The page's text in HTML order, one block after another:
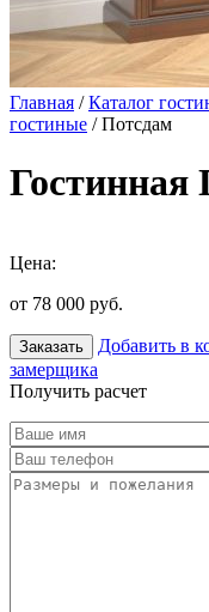
Главная /Каталог
гостиные / Потсдам
Гостинная
Цена:
от 78 000 руб.
Заказать Добавить в
замерщика
Получить расчет